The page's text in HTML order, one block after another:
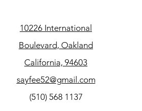
10226 International
Boulevard, Oakland
California, 94603
sayfee52@gmail.com
(510) 568 1137